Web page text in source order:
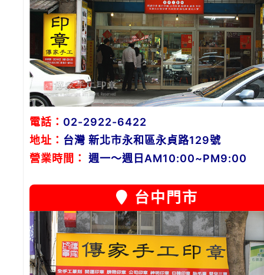
電話： 02-2922-6422
地址： 台灣 新北市永和區永貞路129號
營業時間：
週一～週日AM10:00~PM9:00
台中門市